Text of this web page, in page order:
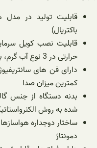
قابلیت تولید در
باکتریال)
حرارتی در 3 نوع آب گرم، بخار و الکتریکی
دارای فن های
کمترین میزان صدا
بدنه دستگاه از جنس
شده به روش
ساختار دوجداره
دمونتاژ